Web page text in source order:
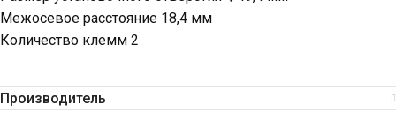
Межосевое расстояние 18,4 мм
Количество клемм 2
Производитель